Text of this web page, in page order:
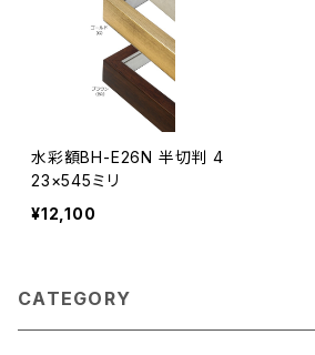
水彩額BH-E26N 半切判 4
23×545ミリ
¥12,100
CATEGORY